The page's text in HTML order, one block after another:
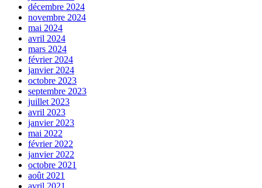
décembre 2024
novembre 2024
mai 2024
avril 2024
mars 2024
février 2024
janvier 2024
octobre 2023
septembre 2023
juillet 2023
avril 2023
janvier 2023
mai 2022
février 2022
janvier 2022
octobre 2021
août 2021